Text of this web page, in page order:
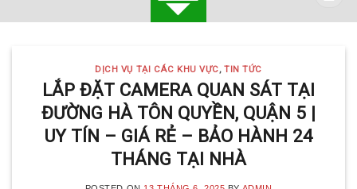
DỊCH VỤ TẠI CÁC KHU VỰC,TIN TỨC
LẮP ĐẶT CAMERA QUAN SÁT TẠI
ĐƯỜNG HÀ TÔN QUYỀN, QUẬN 5 |
UY TÍN – GIÁ RẺ – BẢO HÀNH 24
THÁNG TẠI NHÀ